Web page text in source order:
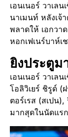
เอนเนอร์ วาเล
นาเมนท์ หลังเจ้
พลาดให้ เอกวา
หอกเฟเนร์บาห์เ
ยิงประตูม
เอนเนอร์ วาเล
โอลิวิเยร์ ชิรูด์ (
ตอร์เรส (สเปน
มากสุดในนัดแร